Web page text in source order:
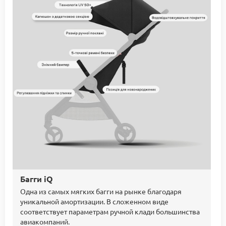
Багги iQ
Одна из самых мягких багги на рынке благодаря
уникальной амортизации. В сложенном виде
соответствует параметрам ручной клади большинства
авиакомпаний.